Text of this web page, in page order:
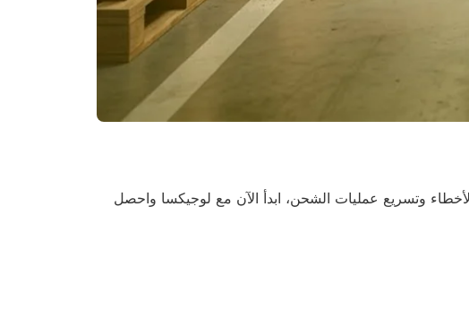
وتسريع عمليات الشحن، ابدأ الآن مع لوجيكسا واحصل